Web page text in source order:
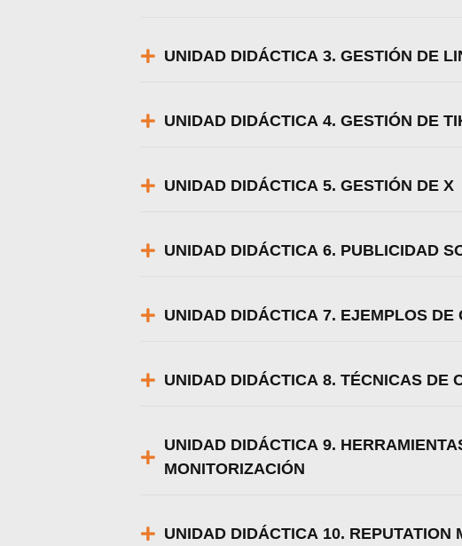
UNIDAD DIDÁCTICA 3. GESTIÓN DE
UNIDAD DIDÁCTICA 4. GESTIÓN DE
UNIDAD DIDÁCTICA 5. GESTIÓN DE X
UNIDAD DIDÁCTICA 6. PUBLICIDAD
UNIDAD DIDÁCTICA 7. EJEMPLOS
UNIDAD DIDÁCTICA 8. TÉCNICAS DE
UNIDAD DIDÁCTICA 9.
MONITORIZACIÓN
UNIDAD DIDÁCTICA 10. REPUTATION